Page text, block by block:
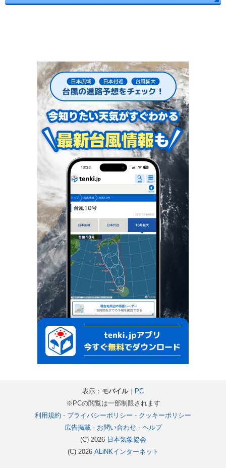
表示： モバイル｜
PC
※PCの閲覧は一部制限されます
利用規約 - プライバシーポリシー - クッキーポリシー
広告掲載- お問い合わせ- ヘルプ
(C) 2026 日本気象協会
(C) 2026 ALiNKインターネット